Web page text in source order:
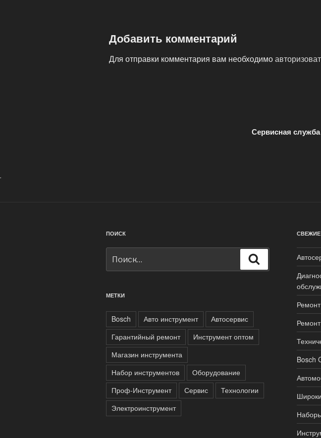
Добавить комментарий
Для отправки комментария вам необходимо
Сервисная
.
ПОИСК
МЕТКИ
Bosch Авто инструмент
Автосервис
Гарантийный ремонт
Инструмент оптом
Магазин инструмента
Набор инструментов
Оборудование
Проф-Инструмент
Сервис
Технологии
Электроинструмент
Bosch